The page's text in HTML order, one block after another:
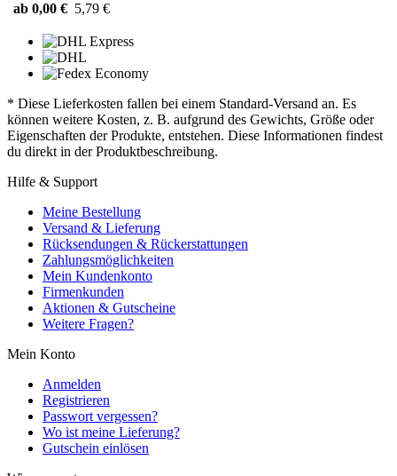
ab 0,00 € 5,79 €
* Diese Lieferkosten fallen bei einem Standard-Versand an. Es
können weitere Kosten, z. B. aufgrund des Gewichts, Größe oder
Eigenschaften der Produkte, entstehen. Diese Informationen findest
du direkt in der Produktbeschreibung.
Hilfe & Support
Meine Bestellung
Versand & Lieferung
Rücksendungen & Rückerstattungen
Zahlungsmöglichkeiten
Mein Kundenkonto
Firmenkunden
Aktionen & Gutscheine
Weitere Fragen?
Mein Konto
Anmelden
Registrieren
Passwort vergessen?
Wo ist meine Lieferung?
Gutschein einlösen